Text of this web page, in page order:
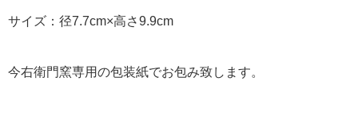
サイズ：径7.7cm×高さ9.9cm
今右衛門窯専用の包装紙でお包み致します。